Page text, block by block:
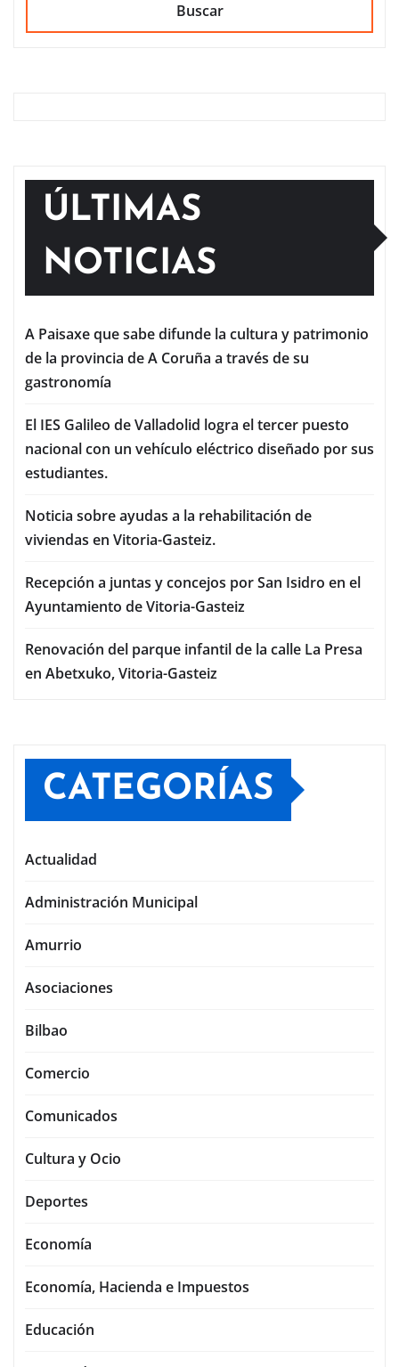
Buscar
ÚLTIMAS
NOTICIAS
A Paisaxe que sabe difunde la cultura y patrimonio
de la provincia de A Coruña a través de su
gastronomía
El IES Galileo de Valladolid logra el tercer puesto
nacional con un vehículo eléctrico diseñado por sus
estudiantes.
Noticia sobre ayudas a la rehabilitación de
viviendas en Vitoria-Gasteiz.
Recepción a juntas y concejos por San Isidro en el
Ayuntamiento de Vitoria-Gasteiz
Renovación del parque infantil de la calle La Presa
en Abetxuko, Vitoria-Gasteiz
CATEGORÍAS
Actualidad
Administración Municipal
Amurrio
Asociaciones
Bilbao
Comercio
Comunicados
Cultura y Ocio
Deportes
Economía
Economía, Hacienda e Impuestos
Educación